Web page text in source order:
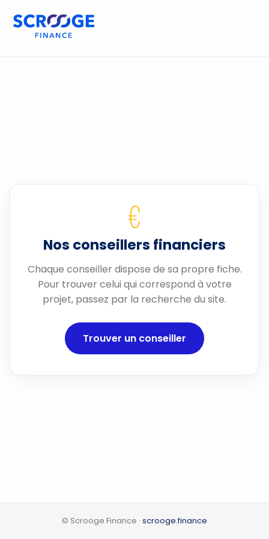
€
Nos conseillers financiers
Chaque conseiller dispose de sa propre fiche.
Pour trouver celui qui correspond à votre
projet, passez par la recherche du site.
Trouver un conseiller
© Scrooge Finance · scrooge.finance